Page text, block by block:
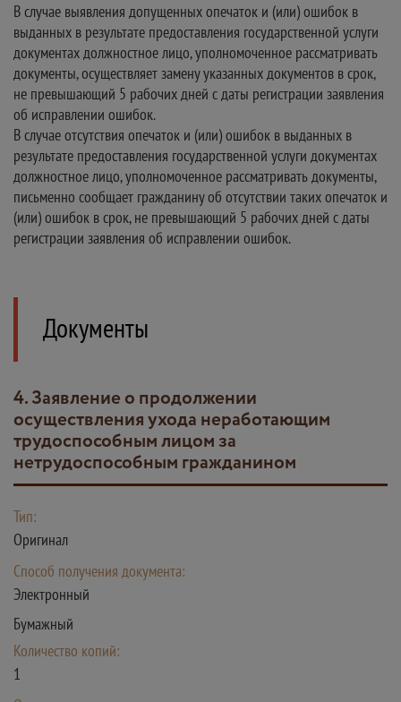
В случае выявления допущенных опечаток и (или) ошибок в
выданных в результате предоставления государственной услуги
документах должностное лицо, уполномоченное рассматривать
документы, осуществляет замену указанных документов в срок,
не превышающий 5 рабочих дней с даты регистрации заявления
об исправлении ошибок.
В случае отсутствия опечаток и (или) ошибок в выданных в
результате предоставления государственной услуги документах
должностное лицо, уполномоченное рассматривать документы,
письменно сообщает гражданину об отсутствии таких опечаток и
(или) ошибок в срок, не превышающий 5 рабочих дней с даты
регистрации заявления об исправлении ошибок.
Документы
4. Заявление о продолжении
осуществления ухода неработающим
трудоспособным лицом за
нетрудоспособным гражданином
Тип:
Оригинал
Способ получения документа:
Электронный
Бумажный
Количество копий:
1